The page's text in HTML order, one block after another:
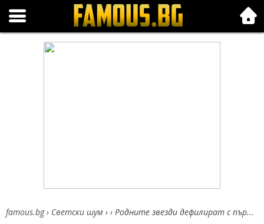
Folk.bg
famous.bg › Светски шум › › Родните звезди дефилират с пър...